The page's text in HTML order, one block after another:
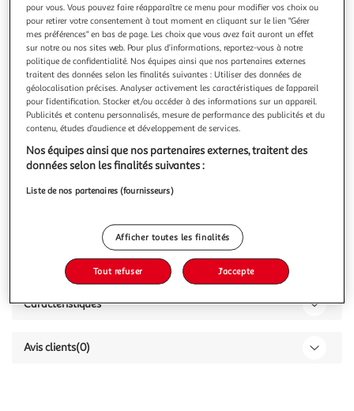
ACTUEL
Casserole recyclé induction 16 cm - Noir
Casserole 16 cm en aluminium 100% recyclé, couleur noir.
Compatible tous feux dont induction, avec revêtement
antiadhésif. Poignée fixe, contenance de 2 L.
En savoir +
Vous voulez connaître le prix de ce produit ?
Description
Caractéristiques
Avis clients(0)
pour vous. Vous pouvez faire réapparaître ce menu pour modifier vos choix ou
pour retirer votre consentement à tout moment en cliquant sur le lien "Gérer
mes préférences" en bas de page. Les choix que vous avez fait auront un effet
sur notre ou nos sites web. Pour plus d’informations, reportez-vous à notre
politique de confidentialité. Nos équipes ainsi que nos partenaires externes
traitent des données selon les finalités suivantes : Utiliser des données de
géolocalisation précises. Analyser activement les caractéristiques de l’appareil
pour l’identification. Stocker et/ou accéder à des informations sur un appareil.
Publicités et contenu personnalisés, mesure de performance des publicités et du
contenu, études d’audience et développement de services.
Nos équipes ainsi que nos partenaires externes, traitent des
données selon les finalités suivantes :
Liste de nos partenaires (fournisseurs)
Afficher toutes les finalités
Tout refuser J'accepte